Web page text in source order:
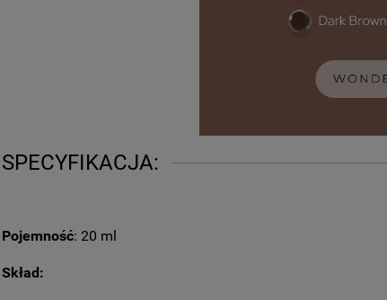
SPECYFIKACJA:
Pojemność: 20 ml
Skład: